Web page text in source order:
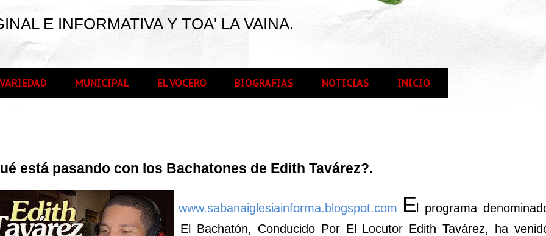
E INFORMATIVA Y TOA' LA VAINA.
VARIEDAD MUNICIPAL EL VOCERO BIOGRAFIAS NOTICIAS INICIO
está pasando con los Bachatones de Edith Tavárez?.
www.sabanaiglesiainforma.blogspot.com E l programa
El Bachatón, Conducido Por El Locutor Edith Tavárez, ha